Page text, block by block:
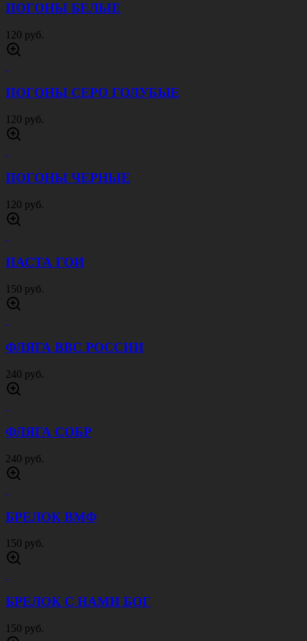
ПОГОНЫ БЕЛЫЕ
120 руб.
ПОГОНЫ СЕРО ГОЛУБЫЕ
120 руб.
ПОГОНЫ ЧЕРНЫЕ
120 руб.
ПАСТА ГОИ
150 руб.
ФЛЯГА ВВС РОССИИ
240 руб.
ФЛЯГА СОБР
240 руб.
БРЕЛОК ВМФ
150 руб.
БРЕЛОК С НАМИ БОГ
150 руб.